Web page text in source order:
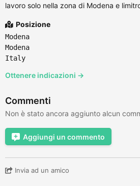
lavoro solo nella zona di Modena e
Posizione
Modena
Modena
Italy
Ottenere indicazioni →
Commenti
Non è stato ancora aggiunto alcun
Aggiungi un commento
Invia ad un amico